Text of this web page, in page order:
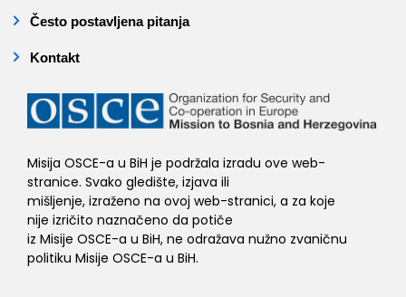
Često postavljena pitanja
Kontakt
Misija OSCE-a u BiH je podržala izradu ove web-
stranice. Svako gledište, izjava ili
mišljenje, izraženo na ovoj web-stranici, a za koje
nije izričito naznačeno da potiče
iz Misije OSCE-a u BiH, ne odražava nužno zvaničnu
politiku Misije OSCE-a u BiH.